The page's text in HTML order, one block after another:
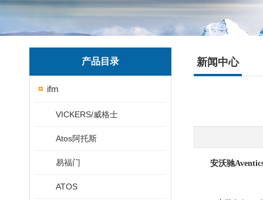
产品目录
ifm
VICKERS/威格士
Atos阿托斯
易福门
ATOS
新闻中心
安沃驰